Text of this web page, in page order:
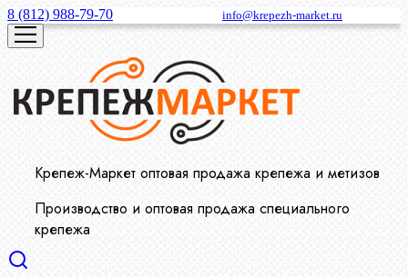
8 (812) 988-79-70 info@krepezh-market.ru
Крепеж-Маркет оптовая продажа крепежа и метизов
Производство и оптовая продажа специального
крепежа